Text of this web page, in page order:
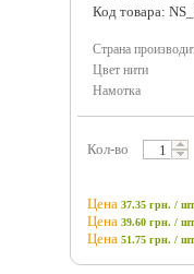
Код товара:
Страна
Цвет нити
Намотка
Кол-во
Цена 37.35 грн. /
Цена 39.60 грн. /
Цена 51.75 грн. /